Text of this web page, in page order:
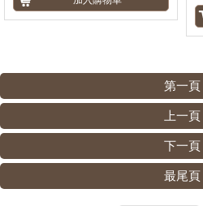
第一頁
上一頁
下一頁
最尾頁